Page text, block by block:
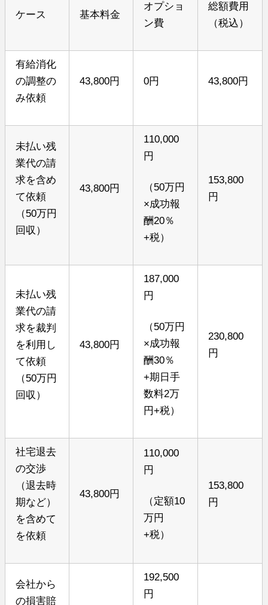
ケース 基本料金
オプショ
ン費
総額費用
（税込）
有給消化
の調整の
み依頼
43,800円 0円 43,800円
未払い残
業代の請
求を含め
て依頼
（50万円
回収）
43,800円
110,000
円
（50万円
×成功報
酬20％
+税）
153,800
円
未払い残
業代の請
求を裁判
を利用し
て依頼
（50万円
回収）
43,800円
187,000
円
（50万円
×成功報
酬30％
+期日手
数料2万
円+税）
230,800
円
社宅退去
の交渉
（退去時
期など）
を含めて
を依頼
43,800円
110,000
円
（定額10
万円
+税）
153,800
円
会社から
の損害賠
192,500
円